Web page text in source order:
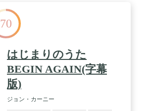
70
はじまりのうた
BEGIN AGAIN(字幕
版)
ジョン・カーニー